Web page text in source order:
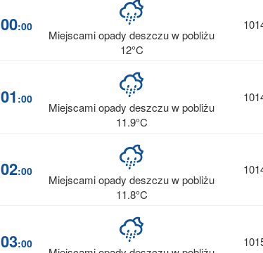
00:00
Miejscami opady deszczu w pobliżu
12°C
01 :00
Miejscami opady deszczu w pobliżu
11.9°C
02:00
Miejscami opady deszczu w pobliżu
11.8°C
03:00